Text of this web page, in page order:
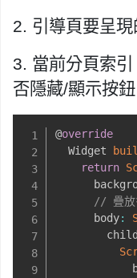
2. 引導頁要呈
3. 當前分頁索
否隱藏/顯示按鈕
@override
  Widget
return
// 疊放
      body
: